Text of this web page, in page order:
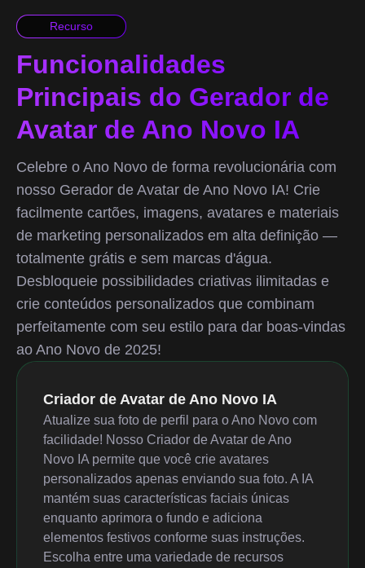
Recurso
Funcionalidades
Principais do Gerador de
Avatar de Ano Novo IA
Celebre o Ano Novo de forma revolucionária com
nosso Gerador de Avatar de Ano Novo IA! Crie
facilmente cartões, imagens, avatares e materiais
de marketing personalizados em alta definição —
totalmente grátis e sem marcas d'água.
Desbloqueie possibilidades criativas ilimitadas e
crie conteúdos personalizados que combinam
perfeitamente com seu estilo para dar boas-vindas
ao Ano Novo de 2025!
Criador de Avatar de Ano Novo IA
Atualize sua foto de perfil para o Ano Novo com
facilidade! Nosso Criador de Avatar de Ano
Novo IA permite que você crie avatares
personalizados apenas enviando sua foto. A IA
mantém suas características faciais únicas
enquanto aprimora o fundo e adiciona
elementos festivos conforme suas instruções.
Escolha entre uma variedade de recursos